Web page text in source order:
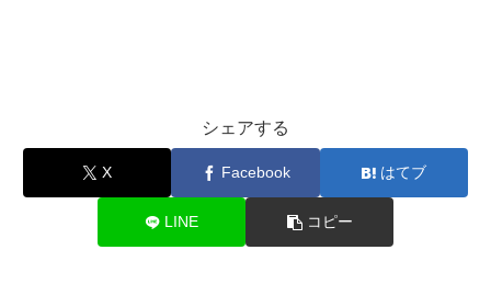
シェアする
X Facebook はてブ
LINE コピー